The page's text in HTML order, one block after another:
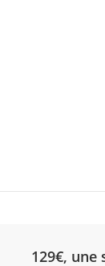
129€, une